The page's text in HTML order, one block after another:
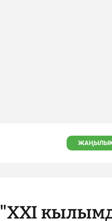
"XXI